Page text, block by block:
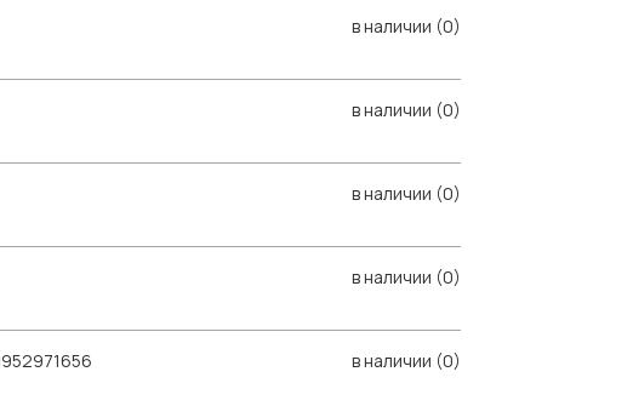
в наличии (0)
в наличии (0)
в наличии (0)
в наличии (0)
в наличии (0)